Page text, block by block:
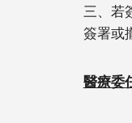
三、若
簽署或
醫療委